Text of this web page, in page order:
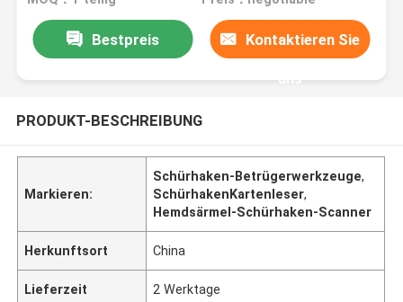
Bestpreis Kontaktieren Sie
uns
PRODUKT-BESCHREIBUNG
Markieren:
Schürhaken-Betrügerwerkzeuge,
SchürhakenKartenleser,
Hemdsärmel-Schürhaken-Scanner
Herkunftsort China
Lieferzeit 2 Werktage